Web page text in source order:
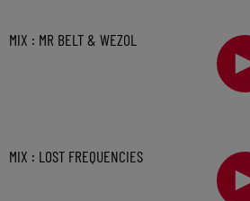
MIX : MR BELT & WEZOL
MIX : LOST FREQUENCIES